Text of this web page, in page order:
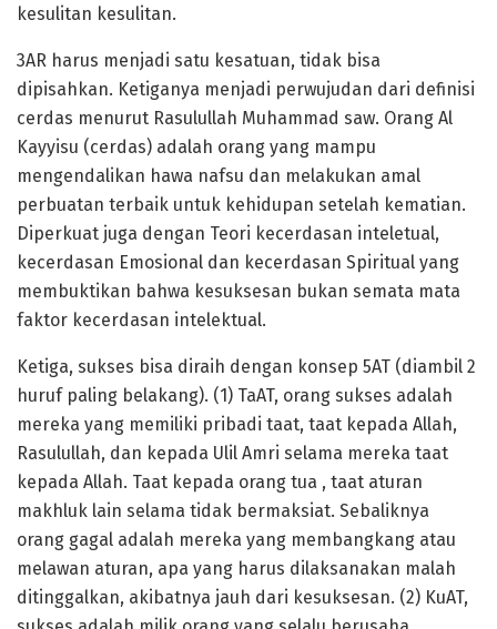
kesulitan kesulitan.
3AR harus menjadi satu kesatuan, tidak bisa
dipisahkan. Ketiganya menjadi perwujudan dari definisi
cerdas menurut Rasulullah Muhammad saw. Orang Al
Kayyisu (cerdas) adalah orang yang mampu
mengendalikan hawa nafsu dan melakukan amal
perbuatan terbaik untuk kehidupan setelah kematian.
Diperkuat juga dengan Teori kecerdasan inteletual,
kecerdasan Emosional dan kecerdasan Spiritual yang
membuktikan bahwa kesuksesan bukan semata mata
faktor kecerdasan intelektual.
Ketiga, sukses bisa diraih dengan konsep 5AT (diambil 2
huruf paling belakang). (1) TaAT, orang sukses adalah
mereka yang memiliki pribadi taat, taat kepada Allah,
Rasulullah, dan kepada Ulil Amri selama mereka taat
kepada Allah. Taat kepada orang tua , taat aturan
makhluk lain selama tidak bermaksiat. Sebaliknya
orang gagal adalah mereka yang membangkang atau
melawan aturan, apa yang harus dilaksanakan malah
ditinggalkan, akibatnya jauh dari kesuksesan. (2) KuAT,